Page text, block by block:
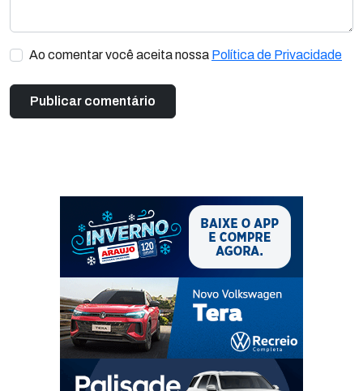
Ao comentar você aceita nossa Política de Privacidade